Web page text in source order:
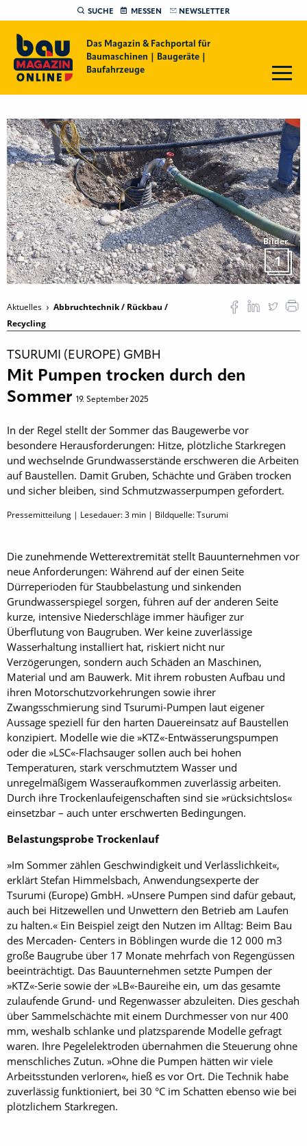
SUCHE MESSEN NEWSLETTER
Das Magazin & Fachportal für
Baumaschinen | Baugeräte |
Baufahrzeuge
Bilder
1
Aktuelles
Abbruchtechnik / Rückbau /
Recycling
TSURUMI (EUROPE) GMBH
Mit Pumpen trocken durch den
Sommer 19. September 2025
In der Regel stellt der Sommer das Baugewerbe vor
besondere Herausforderungen: Hitze, plötzliche Starkregen
und wechselnde Grundwasserstände erschweren die Arbeiten
auf Baustellen. Damit Gruben, Schächte und Gräben trocken
und sicher bleiben, sind Schmutzwasserpumpen gefordert.
Pressemitteilung | Lesedauer:3 min | Bildquelle: Tsurumi
Die zunehmende Wetterextremität stellt Bauunternehmen vor
neue Anforderungen: Während auf der einen Seite
Dürreperioden für Staubbelastung und sinkenden
Grundwasserspiegel sorgen, führen auf der anderen Seite
kurze, intensive Niederschläge immer häufiger zur
Überflutung von Baugruben. Wer keine zuverlässige
Wasserhaltung installiert hat, riskiert nicht nur
Verzögerungen, sondern auch Schäden an Maschinen,
Material und am Bauwerk. Mit ihrem robusten Aufbau und
ihren Motorschutzvorkehrungen sowie ihrer
Zwangsschmierung sind Tsurumi-Pumpen laut eigener
Aussage speziell für den harten Dauereinsatz auf Baustellen
konzipiert. Modelle wie die »KTZ«-Entwässerungspumpen
oder die »LSC«-Flachsauger sollen auch bei hohen
Temperaturen, stark verschmutztem Wasser und
unregelmäßigem Wasseraufkommen zuverlässig arbeiten.
Durch ihre Trockenlaufeigenschaften sind sie »rücksichtslos«
einsetzbar – auch unter erschwerten Bedingungen.
Belastungsprobe Trockenlauf
»Im Sommer zählen Geschwindigkeit und Verlässlichkeit«,
erklärt Stefan Himmelsbach, Anwendungsexperte der
Tsurumi (Europe) GmbH. »Unsere Pumpen sind dafür gebaut,
auch bei Hitzewellen und Unwettern den Betrieb am Laufen
zu halten.« Ein Beispiel zeigt den Nutzen im Alltag: Beim Bau
des Mercaden- Centers in Böblingen wurde die 12 000 m3
große Baugrube über 17 Monate mehrfach von Regengüssen
beeinträchtigt. Das Bauunternehmen setzte Pumpen der
»KTZ«-Serie sowie der »LB«-Baureihe ein, um das gesamte
zulaufende Grund- und Regenwasser abzuleiten. Dies geschah
über Sammelschächte mit einem Durchmesser von nur 400
mm, weshalb schlanke und platzsparende Modelle gefragt
waren. Ihre Pegelelektroden übernahmen die Steuerung ohne
menschliches Zutun. »Ohne die Pumpen hätten wir viele
Arbeitsstunden verloren«, hieß es vor Ort. Die Technik habe
zuverlässig funktioniert, bei 30 °C im Schatten ebenso wie bei
plötzlichem Starkregen.